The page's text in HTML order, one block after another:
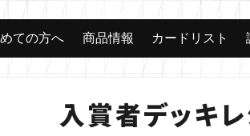
ての方へ 商品情報 カードリスト
入賞者デッキ